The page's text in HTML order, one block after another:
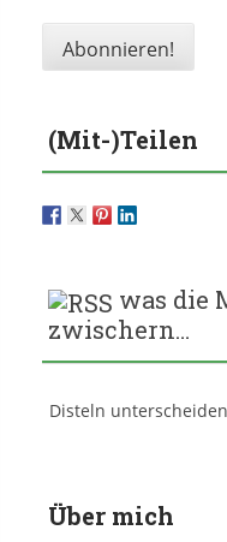
(Mit-)Teilen
was die
zwischern…
Disteln unterscheiden
Über mich